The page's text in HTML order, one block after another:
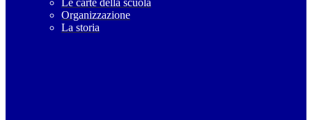
Le carte della scuola
Organizzazione
La storia